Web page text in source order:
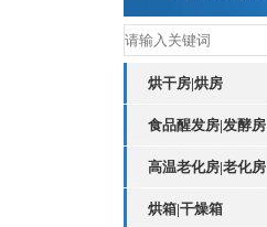
烘干房|烘房
食品醒发房|发酵房
高温老化房|老化房
烘箱|干燥箱